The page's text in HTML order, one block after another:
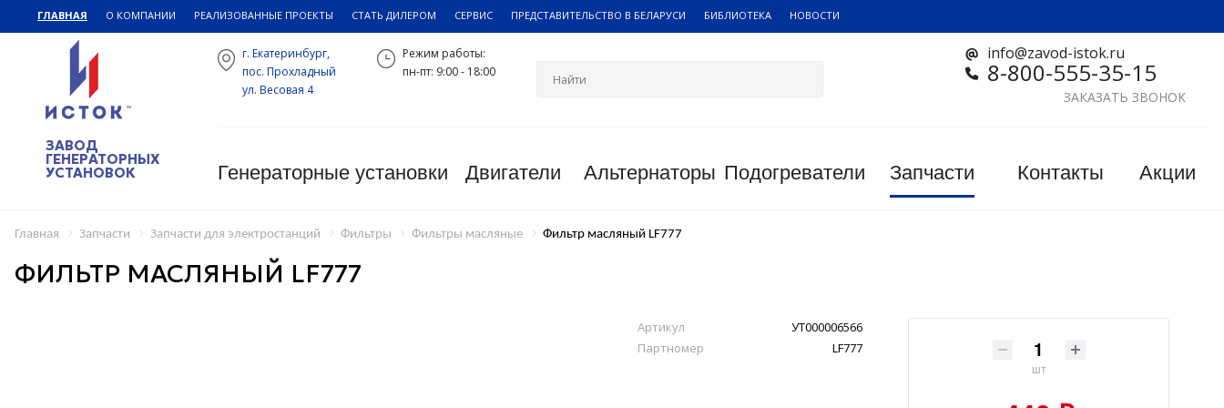
ГЛАВНАЯ О КОМПАНИИ РЕАЛИЗОВАННЫЕ ПРОЕКТЫ СТАТЬ ДИЛЕРОМ СЕРВИС ПРЕДСТАВИТЕЛЬСТВО В БЕЛАРУСИ БИБЛИОТЕКА НОВОСТИ
ЗАВОД
ГЕНЕРАТОРНЫХ
УСТАНОВОК
info@zavod-istok.ru
8-800-555-35-15
ЗАКАЗАТЬ ЗВОНОК
г. Екатеринбург,
пос. Прохладный
ул. Весовая 4
Режим работы:
пн-пт: 9:00 - 18:00
Генераторные установки Двигатели Альтернаторы Подогреватели Запчасти Контакты Акции
Главная Запчасти Запчасти для электростанций Фильтры Фильтры масляные Фильтр масляный LF777
ФИЛЬТР МАСЛЯНЫЙ LF777
Артикул
УТ000006566
Партномер
LF777
шт